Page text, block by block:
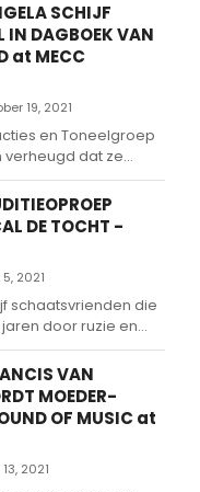
SCHIJF
IN DAGBOEK VAN
at MECC
19, 2021
en Toneelgroep
verheugd dat ze
maken dat
hoofdrollen gaat
Dagboek
DE TOCHT -
2021
schaatsvrienden die
door ruzie en
zijn.
VAN
MOEDER-
OF MUSIC at
2021